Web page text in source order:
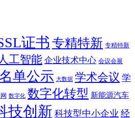
证书 专精特新 专精特新
人工智能 企业技术中心 会议会展
单公示 大数据 学术会议 学
数字化 数字化转型 新能源汽车
技创新 科技型中小企业 经